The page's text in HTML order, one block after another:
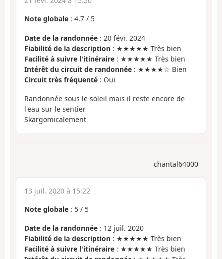
Note globale : 4.7 / 5
Date de la randonnée : 20 févr. 2024
Fiabilité de la description : ★★★★★ Très bien
Facilité à suivre l'itinéraire : ★★★★★ Très bien
Intérêt du circuit de randonnée : ★★★★☆ Bien
Circuit très fréquenté : Oui
Randonnée sous le soleil mais il reste encore de
l'eau sur le sentier
Skargomicalement
chantal64000
13 juil. 2020 à 15:22
Note globale : 5 / 5
Date de la randonnée : 12 juil. 2020
Fiabilité de la description : ★★★★★ Très bien
Facilité à suivre l'itinéraire : ★★★★★ Très bien